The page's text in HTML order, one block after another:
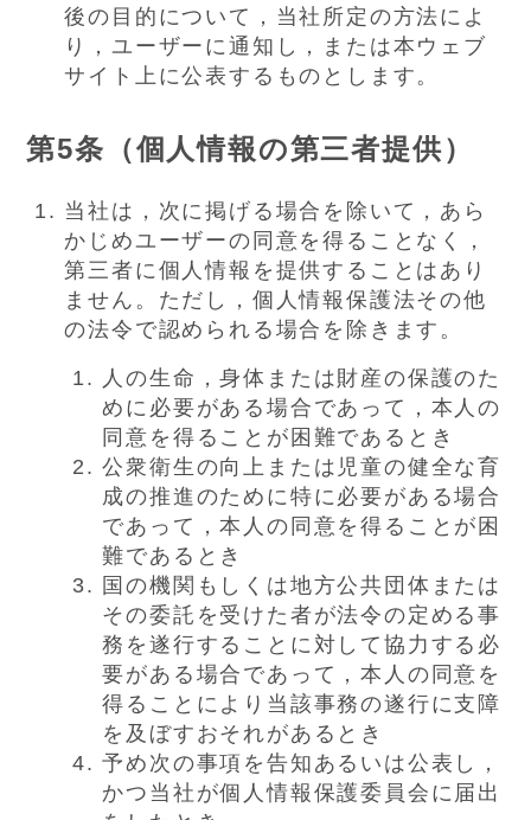
後の目的について，当社所定の方法によ
り，ユーザーに通知し，または本ウェブ
サイト上に公表するものとします。
第5条（個人情報の第三者提供）
当社は，次に掲げる場合を除いて，あら
かじめユーザーの同意を得ることなく，
第三者に個人情報を提供することはあり
ません。ただし，個人情報保護法その他
の法令で認められる場合を除きます。
人の生命，身体または財産の保護のた
めに必要がある場合であって，本人の
同意を得ることが困難であるとき
公衆衛生の向上または児童の健全な育
成の推進のために特に必要がある場合
であって，本人の同意を得ることが困
難であるとき
国の機関もしくは地方公共団体または
その委託を受けた者が法令の定める事
務を遂行することに対して協力する必
要がある場合であって，本人の同意を
得ることにより当該事務の遂行に支障
を及ぼすおそれがあるとき
予め次の事項を告知あるいは公表し，
かつ当社が個人情報保護委員会に届出